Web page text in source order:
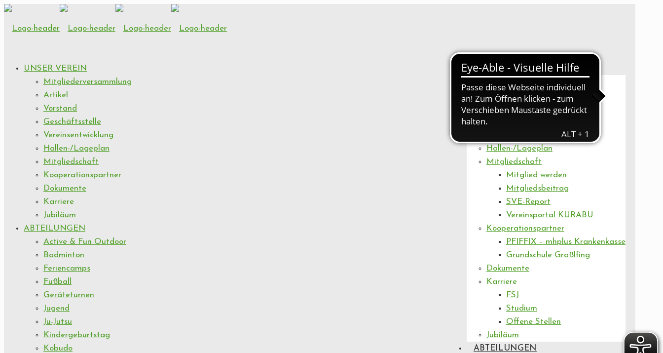
UNSER VEREIN
Artikel
Vorstand
Geschäftsstelle
Hallen-/Lageplan
Mitgliedschaft
Mitglied werden
Mitgliedsbeitrag
SVE-Report
Vereinsportal KURABU
Kooperationspartner
PFIFFIX – mhplus Krankenkasse
Grundschule Graßlfing
Dokumente
Karriere
FSJ
Studium
Offene Stellen
Jubiläum
ABTEILUNGEN
UNSER VEREIN
Mitgliederversammlung
Artikel
Vorstand
Geschäftsstelle
Vereinsentwicklung
Hallen-/Lageplan
Mitgliedschaft
Kooperationspartner
Dokumente
Karriere
Jubiläum
ABTEILUNGEN
Active & Fun Outdoor
Badminton
Feriencamps
Fußball
Geräteturnen
Jugend
Ju-Jutsu
Kindergeburtstag
Kobudo